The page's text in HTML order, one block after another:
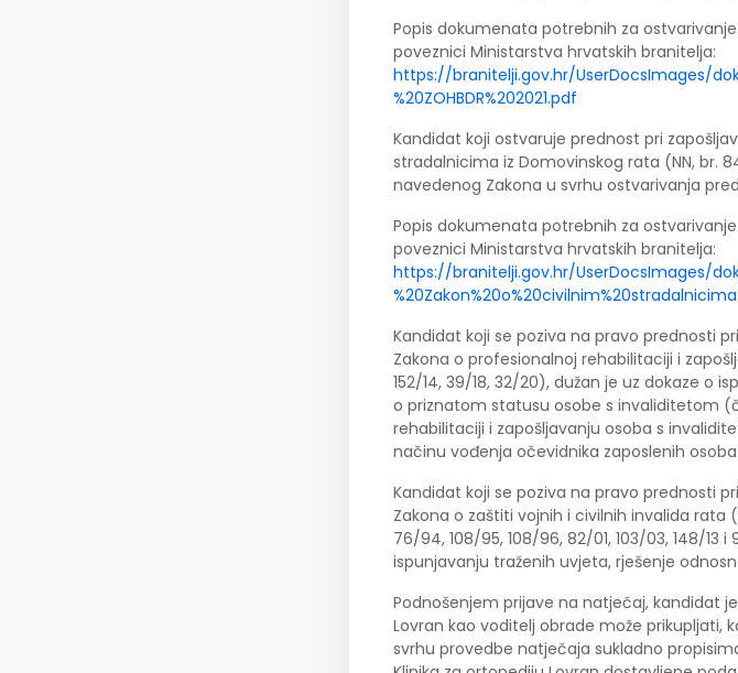
Popis dokumenata potrebnih za
poveznici Ministarstva hrvatskih branitelja:
https://branitelji.gov.hr/UserDocsImages/
%20ZOHBDR%202021.pdf
Kandidat koji ostvaruje prednost pri
stradalnicima iz Domovinskog rata (NN, br.
navedenog Zakona u svrhu ostvarivanja
Popis dokumenata potrebnih za
poveznici Ministarstva hrvatskih branitelja:
https://branitelji.gov.hr/UserDocsImages/
Kandidat koji se poziva na pravo prednosti
Zakona o profesionalnoj rehabilitaciji i
152/14, 39/18, 32/20), dužan je uz dokaze o
o priznatom statusu osobe s invaliditetom
rehabilitaciji i zapošljavanju osoba s
načinu vođenja očevidnika zaposlenih
Kandidat koji se poziva na pravo prednosti
Zakona o zaštiti vojnih i civilnih invalida rata
76/94, 108/95, 108/96, 82/01, 103/03, 148/13
ispunjavanju traženih uvjeta, rješenje
Podnošenjem prijave na natječaj, kandidat
Lovran kao voditelj obrade može prikupljati,
svrhu provedbe natječaja sukladno